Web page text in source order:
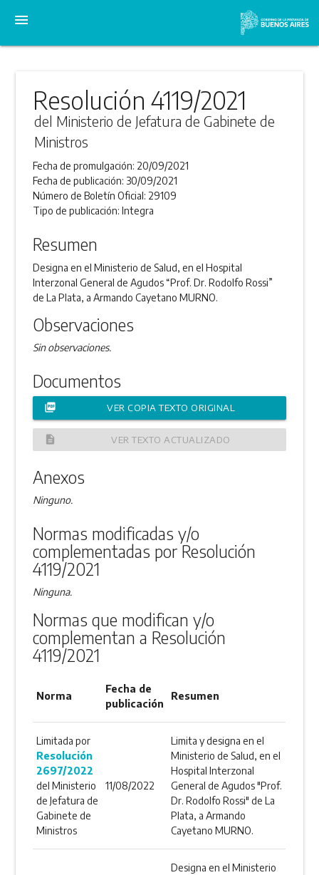
menu
Resolución 4119/2021
del Ministerio de Jefatura de Gabinete de
Ministros
Fecha de promulgación: 20/09/2021
Fecha de publicación: 30/09/2021
Número de Boletín Oficial: 29109
Tipo de publicación:Integra
Resumen
Designa en el Ministerio de Salud, en el Hospital
Interzonal General de Agudos “Prof. Dr. Rodolfo Rossi”
de La Plata, a Armando Cayetano MURNO.
Observaciones
Sin observaciones.
Documentos
picture_as_pdf VER COPIA TEXTO ORIGINAL
description VER TEXTO ACTUALIZADO
Anexos
Ninguno.
Normas modificadas y/o
complementadas por Resolución
4119/2021
Ninguna.
Normas que modifican y/o
complementan a Resolución
4119/2021
Norma
Fecha de
publicación
Resumen
Limitada por
Resolución
2697/2022
del Ministerio
de Jefatura de
Gabinete de
Ministros
11/08/2022
Limita y designa en el
Ministerio de Salud, en el
Hospital Interzonal
General de Agudos "Prof.
Dr. Rodolfo Rossi" de La
Plata, a Armando
Cayetano MURNO.
Designa en el Ministerio